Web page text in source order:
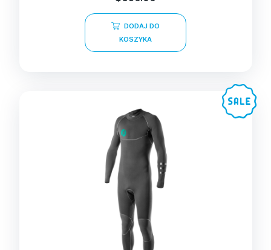
DODAJ DO
KOSZYKA